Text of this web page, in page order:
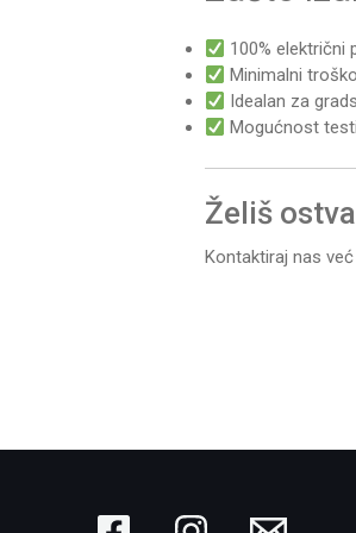
100% električni
Minimalni
Idealan za
Mogućnost
Želiš
Kontaktiraj nas